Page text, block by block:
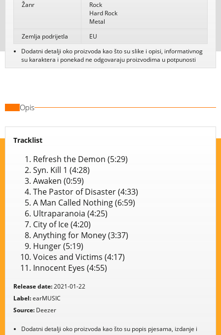
Žanr
Rock
Hard Rock
Metal
Zemlja podrijetla
EU
Dodatni detalji oko proizvoda kao što su slike i opisi, informativnog
su karaktera i ponekad ne odgovaraju proizvodima u potpunosti
Opis
Tracklist
Refresh the Demon (5:29)
Syn. Kill 1 (4:28)
Awaken (0:59)
The Pastor of Disaster (4:33)
A Man Called Nothing (6:59)
Ultraparanoia (4:25)
City of Ice (4:20)
Anything for Money (3:37)
Hunger (5:19)
Voices and Victims (4:17)
Innocent Eyes (4:55)
Release date:2021-01-22
Label:earMUSIC
Source: Deezer
Dodatni detalji oko proizvoda kao što su popis pjesama, izdanje i